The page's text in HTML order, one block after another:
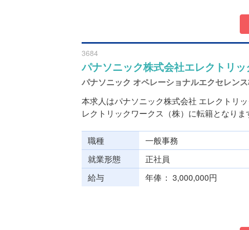
3684
パナソニック株式会社エレクトリ
パナソニック オペレーショナルエクセレン
本求人はパナソニック株式会社 エレクトリ
レクトリックワークス（株）に転籍となりま
職種
一般事務
就業形態
正社員
給与
年俸 3,000,000円